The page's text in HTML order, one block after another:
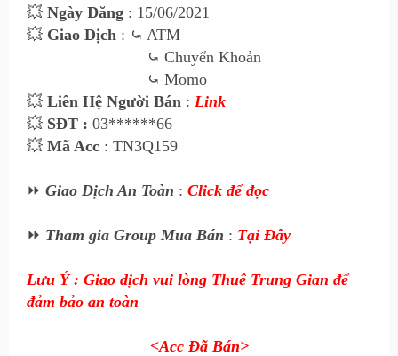
💥 Ngày Đăng : 15/06/2021
💥 Giao Dịch : ⤿ ATM
⤿ Chuyển Khoản
⤿ Momo
💥 Liên Hệ Người Bán : Link
💥 SĐT : 03******66
💥 Mã Acc : TN3Q159
⏩ Giao Dịch An Toàn : Click để đọc
⏩ Tham gia Group Mua Bán : Tại Đây
Lưu Ý : Giao dịch vui lòng Thuê Trung Gian để
đảm bảo an toàn
<Acc Đã Bán>